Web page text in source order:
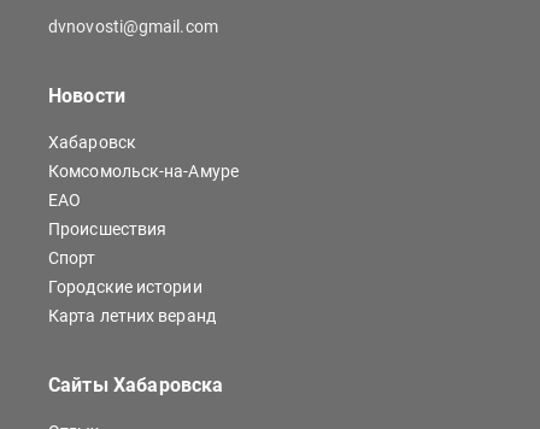
dvnovosti@gmail.com
Новости
Хабаровск
Комсомольск-на-Амуре
ЕАО
Происшествия
Спорт
Городские истории
Карта летних веранд
Сайты Хабаровска